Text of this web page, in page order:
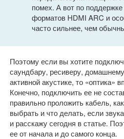
помех. А вот по
форматов HDMI ARC и
часто сильнее, чем
Поэтому если вы хотите
саундбару, ресиверу,
активной акустике, то «оптика»
Конечно, подключить ее не
правильно проложить кабель,
выбрать и что делать, если
и расскажу сегодня в статье.
ее от начала и до самого конца.